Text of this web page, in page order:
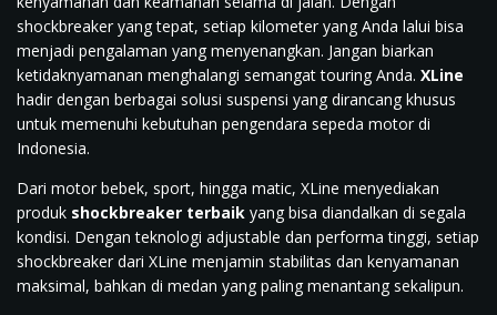
shockbreaker yang tepat, setiap kilometer yang Anda lalui bisa
menjadi pengalaman yang menyenangkan. Jangan biarkan
ketidaknyamanan menghalangi semangat touring Anda. XLine
hadir dengan berbagai solusi suspensi yang dirancang khusus
untuk memenuhi kebutuhan pengendara sepeda motor di
Indonesia.
Dari motor bebek, sport, hingga matic, XLine menyediakan
produk shockbreaker terbaik yang bisa diandalkan di segala
kondisi. Dengan teknologi adjustable dan performa tinggi, setiap
shockbreaker dari XLine menjamin stabilitas dan kenyamanan
maksimal, bahkan di medan yang paling menantang sekalipun.